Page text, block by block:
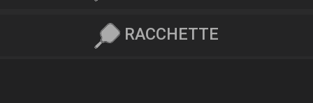
RACCHETTE